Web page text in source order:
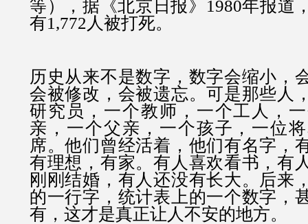
等）， 据《北京日报》1980年报道
有1,772人被打死。
历史从来不是数字，数字会缩小，
会被修改，会被遗忘。可是那些人
研究员，一个教师，一个工人，
亲，一个父亲，一个孩子，一位
席。他们曾经活着，他们有名字，
有理想，有家。有人喜欢看书，有
刚刚结婚，有人还没有长大。 后来
的一行字，统计表上的一个数字，
有，这才是真正让人不安的地方。